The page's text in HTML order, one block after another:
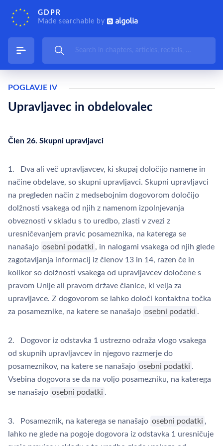
GDPR
Made searchable by
POGLAVJE IV
Upravljavec in obdelovalec
Člen 26. Skupni upravljavci
1. Dva ali več upravljavcev, ki skupaj določijo namene in
načine obdelave, so skupni upravljavci. Skupni upravljavci
na pregleden način z medsebojnim dogovorom določijo
dolžnosti vsakega od njih z namenom izpolnjevanja
obveznosti v skladu s to uredbo, zlasti v zvezi z
uresničevanjem pravic posameznika, na katerega se
nanašajo osebni podatki , in nalogami vsakega od njih glede
zagotavljanja informacij iz členov 13 in 14, razen če in
kolikor so dolžnosti vsakega od upravljavcev določene s
pravom Unije ali pravom države članice, ki velja za
upravljavce. Z dogovorom se lahko določi kontaktna točka
za posameznike, na katere se nanašajo osebni podatki .
2. Dogovor iz odstavka 1 ustrezno odraža vlogo vsakega
od skupnih upravljavcev in njegovo razmerje do
posameznikov, na katere se nanašajo osebni podatki .
Vsebina dogovora se da na voljo posamezniku, na katerega
se nanašajo osebni podatki .
3. Posameznik, na katerega se nanašajo osebni podatki ,
lahko ne glede na pogoje dogovora iz odstavka 1 uresničuje